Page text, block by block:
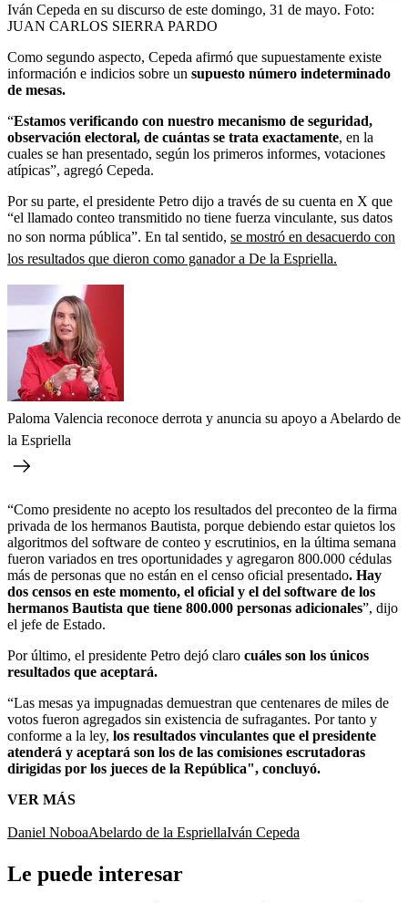
Iván Cepeda en su discurso de este domingo, 31 de mayo. Foto:
JUAN CARLOS SIERRA PARDO
Como segundo aspecto, Cepeda afirmó que supuestamente existe
información e indicios sobre un supuesto número indeterminado
de mesas.
“Estamos verificando con nuestro mecanismo de seguridad,
observación electoral, de cuántas se trata exactamente, en la
cuales se han presentado, según los primeros informes, votaciones
atípicas”, agregó Cepeda.
Por su parte, el presidente Petro dijo a través de su cuenta en X que
“el llamado conteo transmitido no tiene fuerza vinculante, sus datos
no son norma pública”. En tal sentido, se mostró en desacuerdo con
los resultados que dieron como ganador a De la Espriella.
Paloma Valencia reconoce derrota y anuncia su apoyo a Abelardo de
la Espriella
“Como presidente no acepto los resultados del preconteo de la firma
privada de los hermanos Bautista, porque debiendo estar quietos los
algoritmos del software de conteo y escrutinios, en la última semana
fueron variados en tres oportunidades y agregaron 800.000 cédulas
más de personas que no están en el censo oficial presentado. Hay
dos censos en este momento, el oficial y el del software de los
hermanos Bautista que tiene 800.000 personas adicionales”, dijo
el jefe de Estado.
Por último, el presidente Petro dejó claro cuáles son los únicos
resultados que aceptará.
“Las mesas ya impugnadas demuestran que centenares de miles de
votos fueron agregados sin existencia de sufragantes. Por tanto y
conforme a la ley, los resultados vinculantes que el presidente
atenderá y aceptará son los de las comisiones escrutadoras
dirigidas por los jueces de la República", concluyó.
VER MÁS
Daniel NoboaAbelardo de la EspriellaIván Cepeda
Le puede interesar